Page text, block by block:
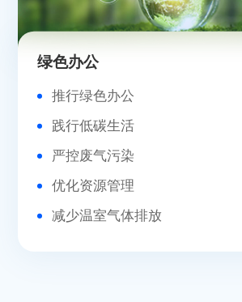
绿色办公
推行绿色办公
践行低碳生活
严控废气污染
优化资源管理
减少温室气体排放